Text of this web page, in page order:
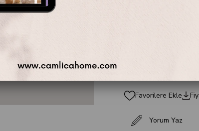
Favorilere Ekle
Yorum Yaz